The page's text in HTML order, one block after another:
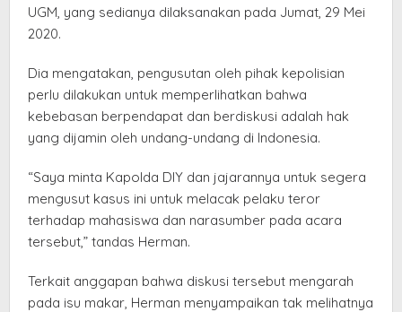
UGM, yang sedianya dilaksanakan pada Jumat, 29 Mei
2020.
Dia mengatakan, pengusutan oleh pihak kepolisian
perlu dilakukan untuk memperlihatkan bahwa
kebebasan berpendapat dan berdiskusi adalah hak
yang dijamin oleh undang-undang di Indonesia.
“Saya minta Kapolda DIY dan jajarannya untuk segera
mengusut kasus ini untuk melacak pelaku teror
terhadap mahasiswa dan narasumber pada acara
tersebut,” tandas Herman.
Terkait anggapan bahwa diskusi tersebut mengarah
pada isu makar, Herman menyampaikan tak melihatnya